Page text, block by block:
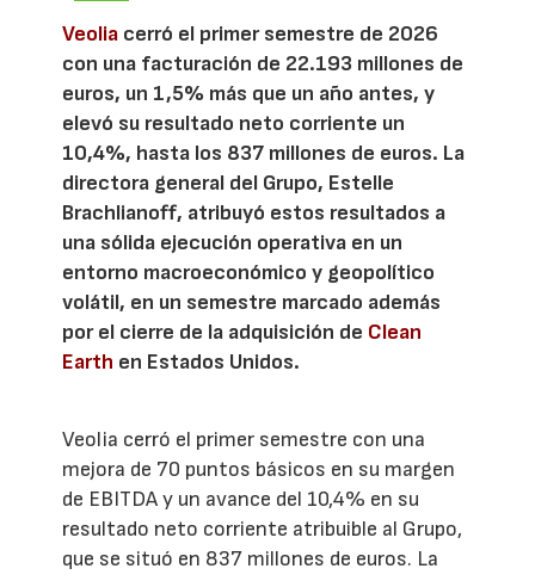
Veolia cerró el primer semestre de 2026
con una facturación de 22.193 millones de
euros, un 1,5% más que un año antes, y
elevó su resultado neto corriente un
10,4%, hasta los 837 millones de euros. La
directora general del Grupo, Estelle
Brachlianoff, atribuyó estos resultados a
una sólida ejecución operativa en un
entorno macroeconómico y geopolítico
volátil, en un semestre marcado además
por el cierre de la adquisición de Clean
Earth en Estados Unidos.
Veolia cerró el primer semestre con una
mejora de 70 puntos básicos en su margen
de EBITDA y un avance del 10,4% en su
resultado neto corriente atribuible al Grupo,
que se situó en 837 millones de euros. La